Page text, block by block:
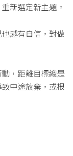
新選定新主題。
越有自信，對做
，距離目標總是
中途放棄，或根